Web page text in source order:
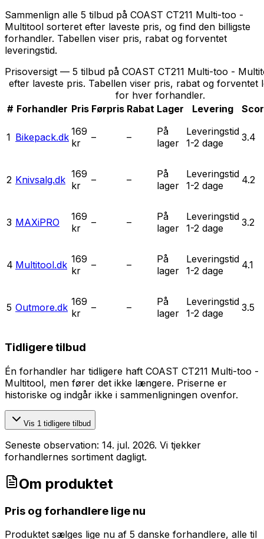
Sammenlign alle 5 tilbud på COAST CT211 Multi-too -
Multitool sorteret efter laveste pris, og find den billigste
forhandler. Tabellen viser pris, rabat og forventet
leveringstid.
Prisoversigt — 5 tilbud på COAST CT211 Multi-too -
efter laveste pris. Tabellen viser pris, rabat og forventet
for hver forhandler.
# Forhandler Pris Førpris Rabat Lager Levering
1 Bikepack.dk 169
kr
– –
På
lager
Leveringstid
1-2 dage
3.4
2 Knivsalg.dk 169
kr
– –
På
lager
Leveringstid
1-2 dage
4.2
3 MAXiPRO
169
kr
– –
På
lager
Leveringstid
1-2 dage
3.2
4 Multitool.dk 169
kr
– –
På
lager
Leveringstid
1-2 dage
4.1
5 Outmore.dk 169
kr
– –
På
lager
Leveringstid
1-2 dage
3.5
Tidligere tilbud
Én forhandler har tidligere haft COAST CT211 Multi-too -
Multitool, men fører det ikke længere. Priserne er
historiske og indgår ikke i sammenligningen ovenfor.
Vis 1 tidligere tilbud
Seneste observation: 14. jul. 2026. Vi tjekker
forhandlernes sortiment dagligt.
Om produktet
Pris og forhandlere lige nu
Produktet sælges lige nu af 5 danske forhandlere, alle til